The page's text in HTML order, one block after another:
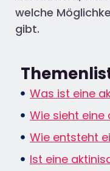
welche
gibt.
Was ist eine
Wie sieht eine
Wie entsteht
Ist eine